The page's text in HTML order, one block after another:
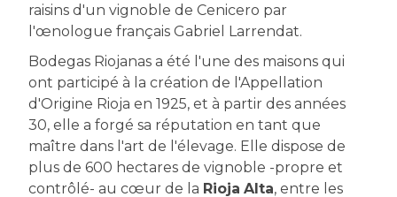
raisins d'un vignoble de Cenicero par
l'œnologue français Gabriel Larrendat.
Bodegas Riojanas a été l'une des maisons qui
ont participé à la création de l'Appellation
d'Origine Rioja en 1925, et à partir des années
30, elle a forgé sa réputation en tant que
maître dans l'art de l'élevage. Elle dispose de
plus de 600 hectares de vignoble -propre et
contrôlé- au cœur de la Rioja Alta, entre les